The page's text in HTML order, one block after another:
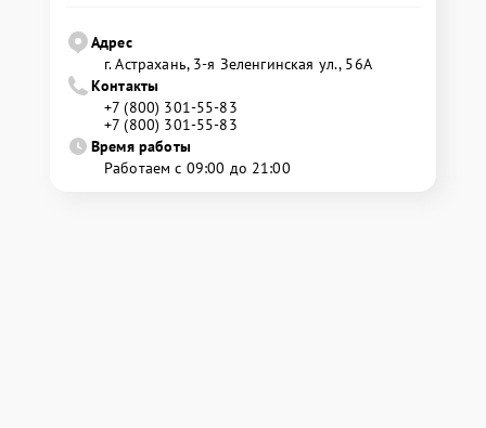
Адрес
г. Астрахань, 3-я Зеленгинская ул., 56А
Контакты
+7 (800) 301-55-83
+7 (800) 301-55-83
Время работы
Работаем с 09:00 до 21:00